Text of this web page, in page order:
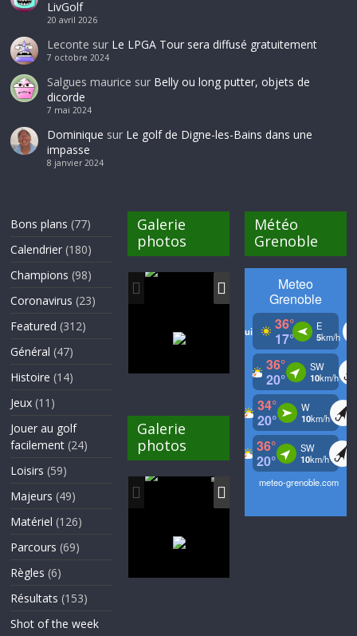
LivGolf
20 avril 2026
Leconte sur Le LPGA Tour sera diffusé gratuitement
7 octobre 2024
Salgues maurice sur Belly ou long putter, objets de
dicorde
7 mai 2024
Dominique sur Le golf de Digne-les-Bains dans une
impasse
8 janvier 2024
Bons plans (77)
Calendrier (180)
Champions (98)
Coronavirus (23)
Featured (312)
Général (47)
Histoire (14)
Jeux (11)
Jouer au golf
facilement (24)
Loisirs (59)
Majeurs (49)
Matériel (126)
Parcours (69)
Règles (6)
Résultats (153)
Shot of the week
Galerie
photos
Galerie
photos
Météo
Grenoble